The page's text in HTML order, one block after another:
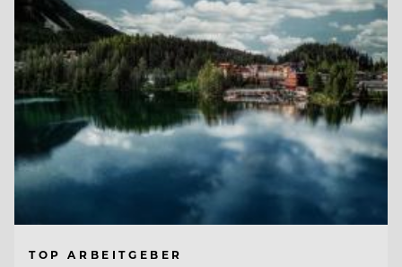
TOP ARBEITGEBER